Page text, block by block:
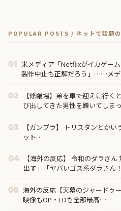
POPULAR POSTS / ネットで話題
01
米メディア「Netflixがイカゲー
製作中止も正解だろう」……メ
02
【修羅場】弟を車で迎えに行
び出してきた男性を轢いてしま
03
【ガンプラ】 トリスタンとか
ット…
04
【海外の反応】 令和のダラさ
出す」「ヤバいゴス系ダラさん！
05 海外の反応【天幕のジャードゥ
映像もOP・EDも全部最高…